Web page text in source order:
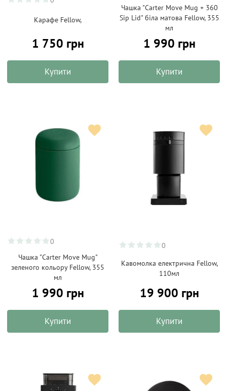
Карафе Fellow,
1 750 грн
Купити
Чашка "Carter Move Mug + 360
Sip Lid" біла матова Fellow, 355
мл
1 990 грн
Купити
0
Чашка "Carter Move Mug"
зеленого кольору Fellow, 355
мл
1 990 грн
Купити
0
Кавомолка електрична Fellow,
110мл
19 900 грн
Купити